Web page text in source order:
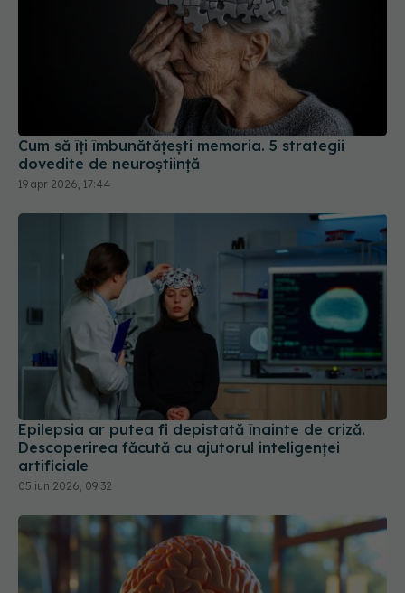
Cum să îți îmbunătățești memoria. 5 strategii
dovedite de neuroștiință
19 apr 2026, 17:44
Epilepsia ar putea fi depistată înainte de criză.
Descoperirea făcută cu ajutorul inteligenței
artificiale
05 iun 2026, 09:32